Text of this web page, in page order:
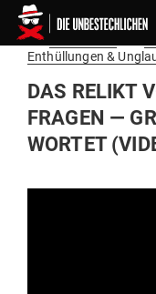
Am
am
Enthüllungen &
DAS RELIKT
FRAGEN —
WORTET